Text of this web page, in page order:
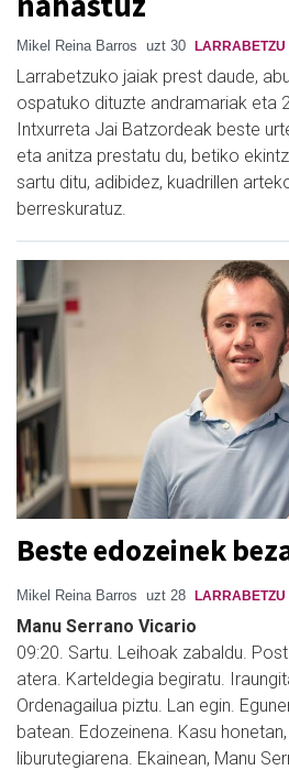
Mikel Reina Barros uzt 30 LARRABETZU
Larrabetzuko jaiak prest daude,
ospatuko dituzte andramariak eta
Intxurreta Jai Batzordeak beste
eta anitza prestatu du, betiko
sartu ditu, adibidez, kuadrillen
berreskuratuz.
Beste edozeinek
Mikel Reina Barros uzt 28 LARRABETZU
Manu Serrano Vicario
09:20. Sartu. Leihoak zabaldu.
atera. Karteldegia begiratu.
Ordenagailua piztu. Lan egin.
batean. Edozeinena. Kasu
liburutegiarena. Ekainean, Manu